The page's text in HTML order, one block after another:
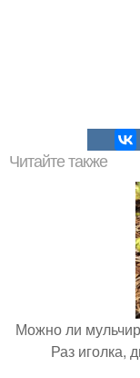
Читайте также
Можно ли
Раз иголка,